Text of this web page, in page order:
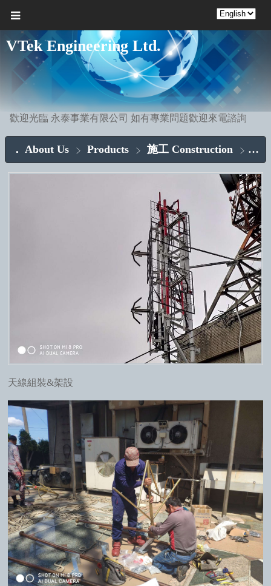
VTek Engineering Ltd.
歡迎光臨 永泰事業有限公司 如有專業問題歡迎來電諮詢
About Us Products 施工 Construction 天
天線組裝&架設